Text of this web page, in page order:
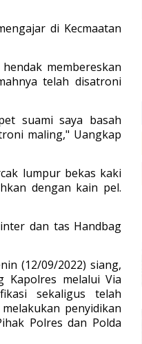
di Kecmaatan
membereskan
telah disatroni
suami saya basah
maling," Uangkap
lumpur bekas kaki
dengan kain pel.
dan tas Handbag
(12/09/2022) siang,
Kapolres melalui Via
sekaligus telah
penyidikan
Polres dan Polda